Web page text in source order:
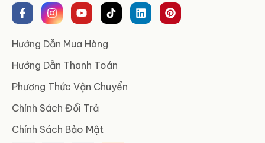
Hướng Dẫn Mua Hàng
Hướng Dẫn Thanh Toán
Phương Thức Vận Chuyển
Chính Sách Đổi Trả
Chính Sách Bảo Mật